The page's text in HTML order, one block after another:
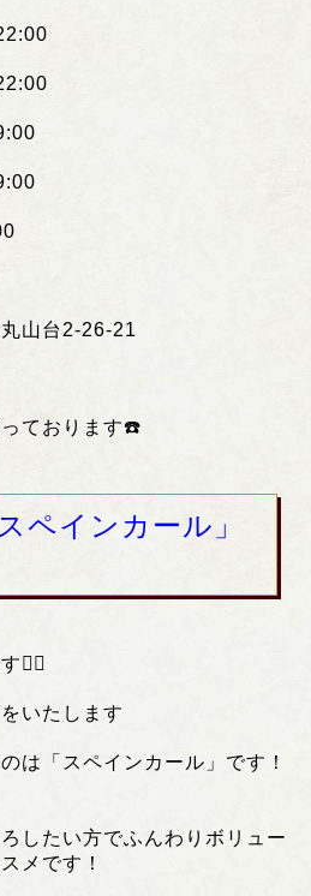
山台 2-26-21
ております☎️
ペインカール」
❤️‍🔥
いたします
は「スペインカール」です！
したい方でふんわりボリュー
メです！